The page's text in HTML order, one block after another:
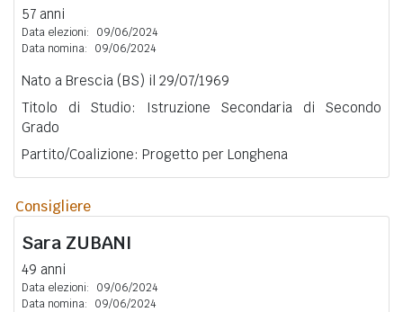
57 anni
Data elezioni:
09/06/2024
Data nomina:
09/06/2024
Nato a Brescia (BS) il 29/07/1969
Titolo di Studio: Istruzione Secondaria di Secondo
Grado
Partito/Coalizione: Progetto per Longhena
Consigliere
Sara ZUBANI
49 anni
Data elezioni:
09/06/2024
Data nomina:
09/06/2024